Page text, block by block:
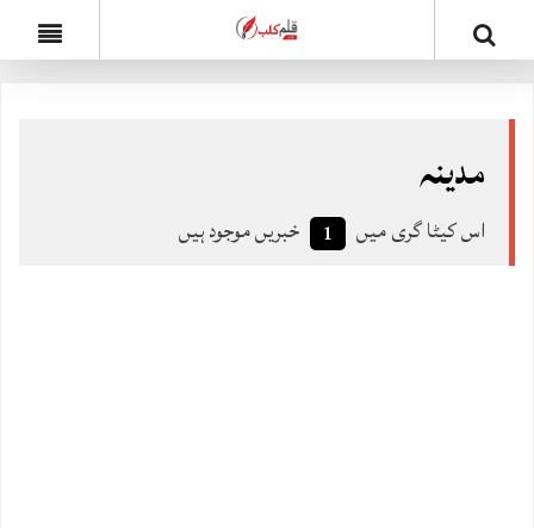
مدینہ
اس کیٹا گری میں 1 خبریں موجود ہیں